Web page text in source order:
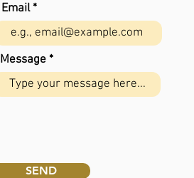
Email
Message
SEND